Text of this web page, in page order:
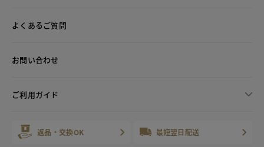
よくあるご質問
お問い合わせ
ご利用ガイド
返品・交換OK 最短翌日配送